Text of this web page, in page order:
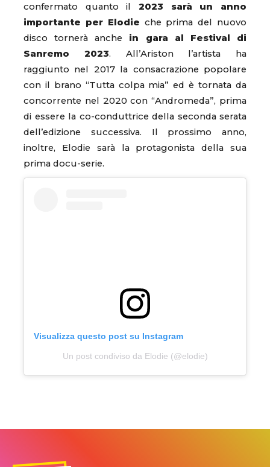
confermato quanto il 2023 sarà un anno
importante per Elodie che prima del nuovo
disco tornerà anche in gara al Festival di
Sanremo 2023. All’Ariston l’artista ha
raggiunto nel 2017 la consacrazione popolare
con il brano “Tutta colpa mia” ed è tornata da
concorrente nel 2020 con “Andromeda”, prima
di essere la co-conduttrice della seconda serata
dell’edizione successiva. Il prossimo anno,
inoltre, Elodie sarà la protagonista della sua
prima docu-serie.
Visualizza questo post su Instagram
Un post condiviso da Elodie (@elodie)